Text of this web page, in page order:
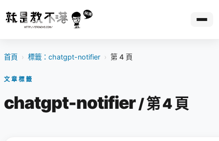
首頁 › 標籤：chatgpt-notifier › 第 4 頁
文章標籤
chatgpt-notifier/ 第 4 頁